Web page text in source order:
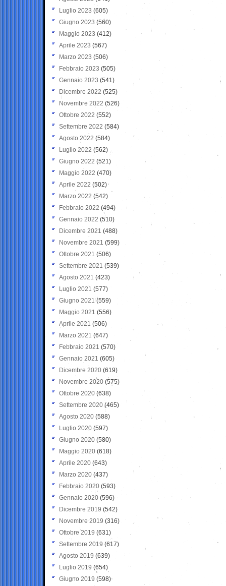
Luglio 2023 (605)
Giugno 2023 (560)
Maggio 2023 (412)
Aprile 2023 (567)
Marzo 2023 (506)
Febbraio 2023 (505)
Gennaio 2023 (541)
Dicembre 2022 (525)
Novembre 2022 (526)
Ottobre 2022 (552)
Settembre 2022 (584)
Agosto 2022 (584)
Luglio 2022 (562)
Giugno 2022 (521)
Maggio 2022 (470)
Aprile 2022 (502)
Marzo 2022 (542)
Febbraio 2022 (494)
Gennaio 2022 (510)
Dicembre 2021 (488)
Novembre 2021 (599)
Ottobre 2021 (506)
Settembre 2021 (539)
Agosto 2021 (423)
Luglio 2021 (577)
Giugno 2021(559)
Maggio 2021 (556)
Aprile 2021 (506)
Marzo 2021 (647)
Febbraio 2021 (570)
Gennaio 2021 (605)
Dicembre 2020 (619)
Novembre 2020 (575)
Ottobre 2020 (638)
Settembre 2020(465)
Agosto 2020 (588)
Luglio 2020 (597)
Giugno 2020 (580)
Maggio 2020 (618)
Aprile 2020 (643)
Marzo 2020 (437)
Febbraio 2020 (593)
Gennaio 2020 (596)
Dicembre 2019 (542)
Novembre 2019 (316)
Ottobre 2019 (631)
Settembre 2019 (617)
Agosto 2019 (639)
Luglio 2019 (654)
Giugno 2019 (598)